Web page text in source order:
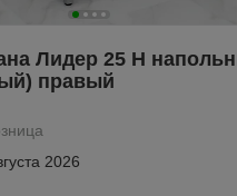
Лидер 25 Н
правый
2026